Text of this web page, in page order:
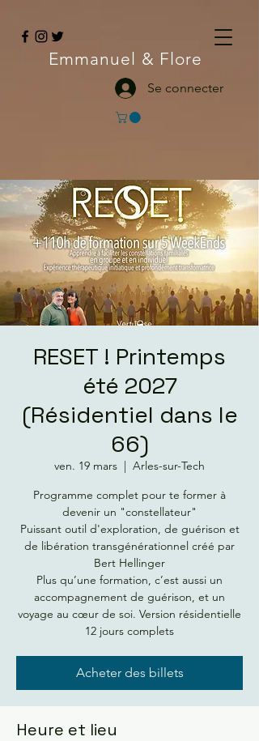
Emmanuel & Flore
Se connecter
RESET ! Printemps
été 2027
(Résidentiel dans le
66)
ven. 19 mars
  |
Arles-sur-Tech
Programme complet pour te former à
devenir un "constellateur"
Puissant outil d'exploration, de guérison et
de libération transgénérationnel créé par
Bert Hellinger
Plus qu’une formation, c’est aussi un
accompagnement de guérison, et un
voyage au cœur de soi. Version résidentielle
12 jours complets
Acheter des billets
Heure et lieu